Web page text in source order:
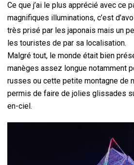
Ce que j’ai le plus apprécié avec ce
magnifiques illuminations, c’est
très prisé par les japonais mais un
les touristes de par sa localisation.
Malgré tout, le monde était bien
manèges assez longue notamment
russes ou cette petite montagne de
permis de faire de jolies glissades
en-ciel.